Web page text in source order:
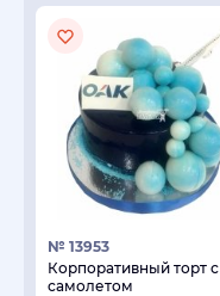
№ 13953
Корпоративный торт с
самолетом